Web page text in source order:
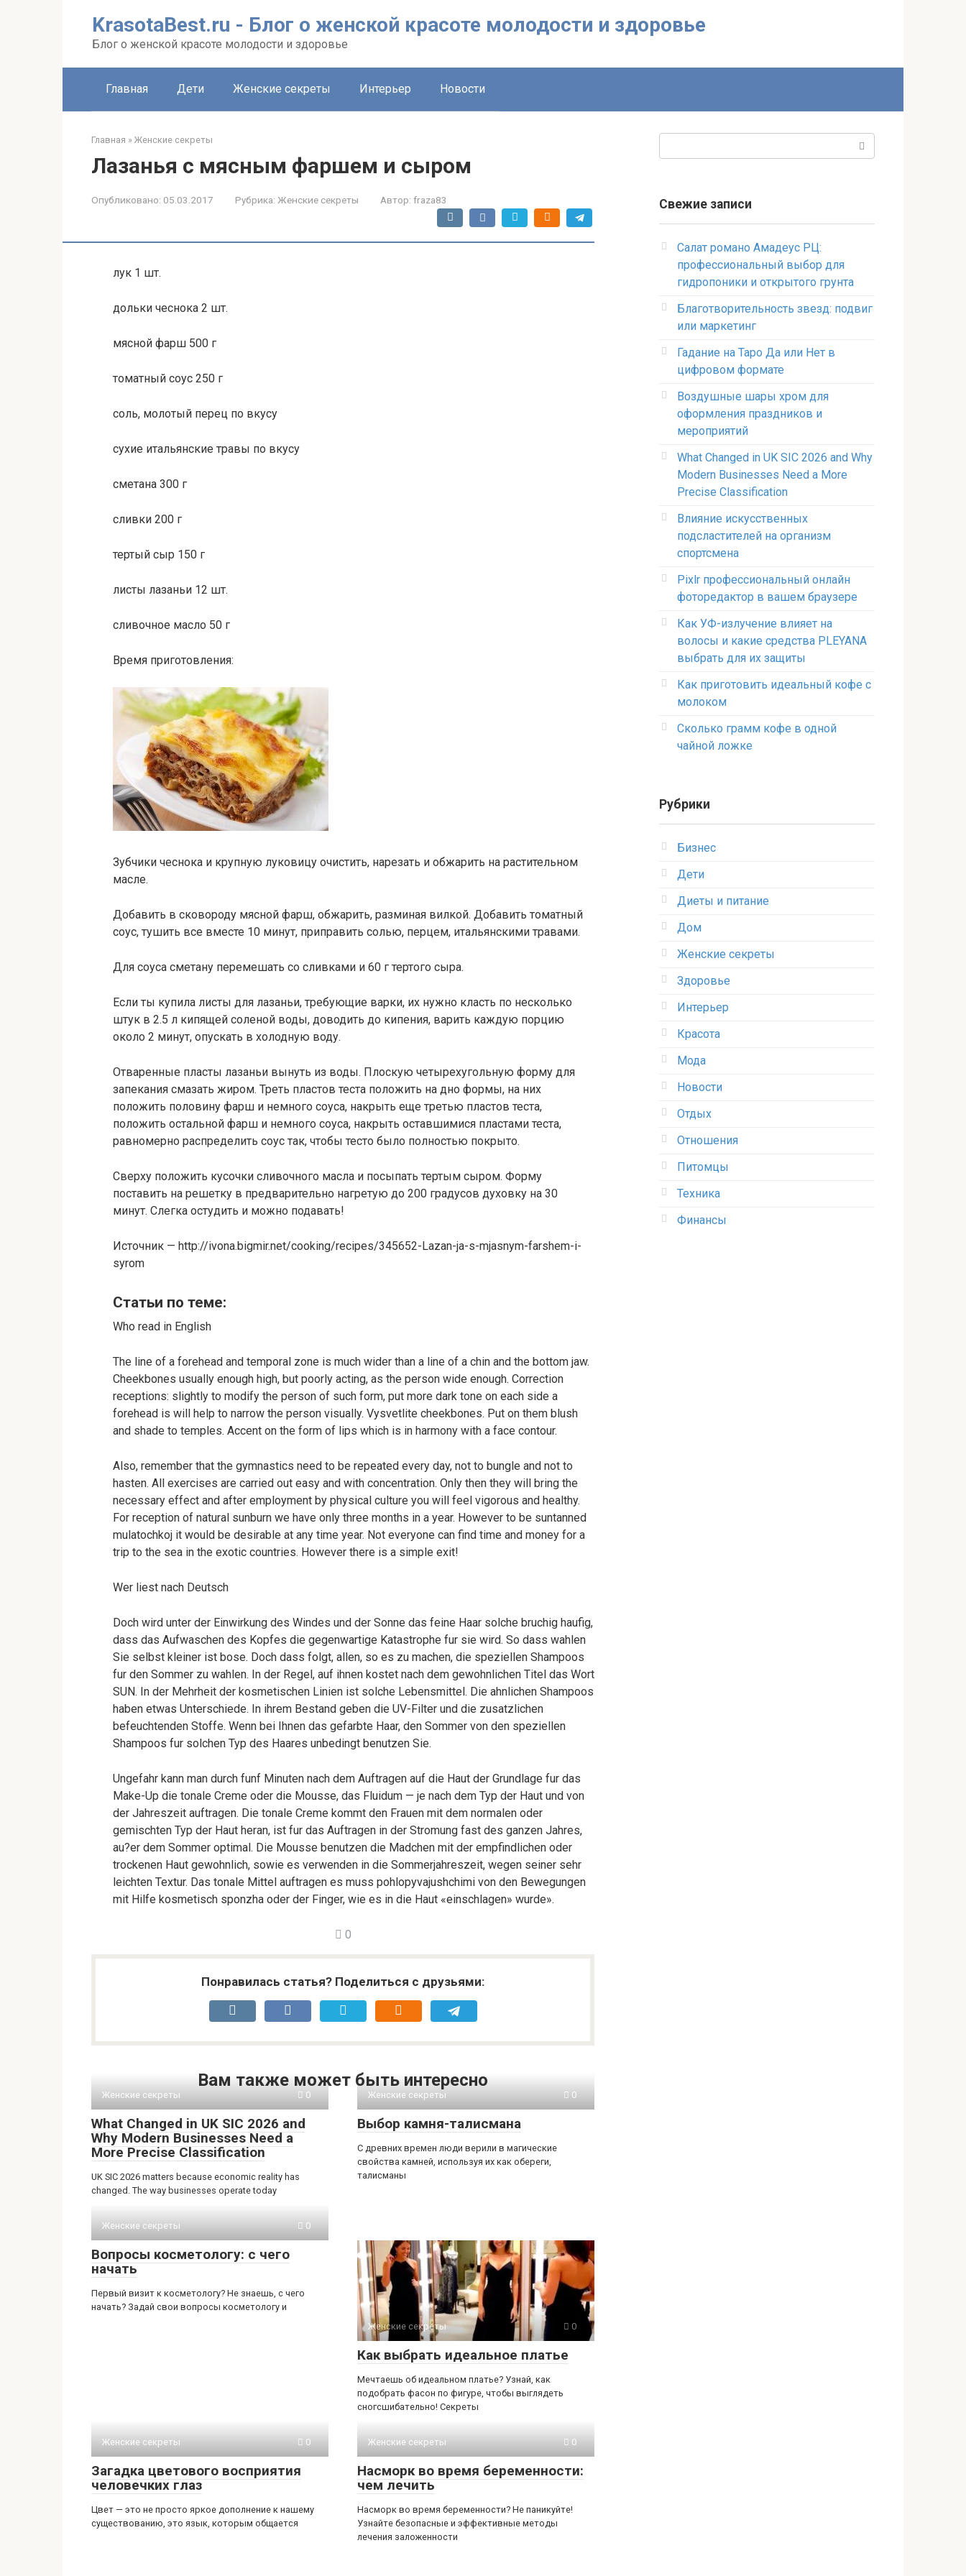
KrasotaBest.ru - Блог о женской красоте молодости и здоровье
Блог о женской красоте молодости и здоровье
Главная Дети Женские секреты Интерьер Новости
Главная » Женские секреты
Лазанья с мясным фаршем и сыром
Опубликовано: 05.03.2017 Рубрика: Женские секреты Автор: fraza83
лук 1 шт.
дольки чеснока 2 шт.
мясной фарш 500 г
томатный соус 250 г
соль, молотый перец по вкусу
сухие итальянские травы по вкусу
сметана 300 г
сливки 200 г
тертый сыр 150 г
листы лазаньи 12 шт.
сливочное масло 50 г
Время приготовления:
Зубчики чеснока и крупную луковицу очистить, нарезать и обжарить на растительном
масле.
Добавить в сковороду мясной фарш, обжарить, разминая вилкой. Добавить томатный
соус, тушить все вместе 10 минут, приправить солью, перцем, итальянскими травами.
Для соуса сметану перемешать со сливками и 60 г тертого сыра.
Если ты купила листы для лазаньи, требующие варки, их нужно класть по несколько
штук в 2.5 л кипящей соленой воды, доводить до кипения, варить каждую порцию
около 2 минут, опускать в холодную воду.
Отваренные пласты лазаньи вынуть из воды. Плоскую четырехугольную форму для
запекания смазать жиром. Треть пластов теста положить на дно формы, на них
положить половину фарш и немного соуса, накрыть еще третью пластов теста,
положить остальной фарш и немного соуса, накрыть оставшимися пластами теста,
равномерно распределить соус так, чтобы тесто было полностью покрыто.
Сверху положить кусочки сливочного масла и посыпать тертым сыром. Форму
поставить на решетку в предварительно нагретую до 200 градусов духовку на 30
минут. Слегка остудить и можно подавать!
Источник — http://ivona.bigmir.net/cooking/recipes/345652-Lazan-ja-s-mjasnym-farshem-i-
syrom
Статьи по теме:
Who read in English
The line of a forehead and temporal zone is much wider than a line of a chin and the bottom jaw.
Cheekbones usually enough high, but poorly acting, as the person wide enough. Correction
receptions: slightly to modify the person of such form, put more dark tone on each side a
forehead is will help to narrow the person visually. Vysvetlite cheekbones. Put on them blush
and shade to temples. Accent on the form of lips which is in harmony with a face contour.
Also, remember that the gymnastics need to be repeated every day, not to bungle and not to
hasten. All exercises are carried out easy and with concentration. Only then they will bring the
necessary effect and after employment by physical culture you will feel vigorous and healthy.
For reception of natural sunburn we have only three months in a year. However to be suntanned
mulatochkoj it would be desirable at any time year. Not everyone can find time and money for a
trip to the sea in the exotic countries. However there is a simple exit!
Wer liest nach Deutsch
Doch wird unter der Einwirkung des Windes und der Sonne das feine Haar solche bruchig haufig,
dass das Aufwaschen des Kopfes die gegenwartige Katastrophe fur sie wird. So dass wahlen
Sie selbst kleiner ist bose. Doch dass folgt, allen, so es zu machen, die speziellen Shampoos
fur den Sommer zu wahlen. In der Regel, auf ihnen kostet nach dem gewohnlichen Titel das Wort
SUN. In der Mehrheit der kosmetischen Linien ist solche Lebensmittel. Die ahnlichen Shampoos
haben etwas Unterschiede. In ihrem Bestand geben die UV-Filter und die zusatzlichen
befeuchtenden Stoffe. Wenn bei Ihnen das gefarbte Haar, den Sommer von den speziellen
Shampoos fur solchen Typ des Haares unbedingt benutzen Sie.
Ungefahr kann man durch funf Minuten nach dem Auftragen auf die Haut der Grundlage fur das
Make-Up die tonale Creme oder die Mousse, das Fluidum — je nach dem Typ der Haut und von
der Jahreszeit auftragen. Die tonale Creme kommt den Frauen mit dem normalen oder
gemischten Typ der Haut heran, ist fur das Auftragen in der Stromung fast des ganzen Jahres,
au?er dem Sommer optimal. Die Mousse benutzen die Madchen mit der empfindlichen oder
trockenen Haut gewohnlich, sowie es verwenden in die Sommerjahreszeit, wegen seiner sehr
leichten Textur. Das tonale Mittel auftragen es muss pohlopyvajushchimi von den Bewegungen
mit Hilfe kosmetisch sponzha oder der Finger, wie es in die Haut «einschlagen» wurde».
0
Понравилась статья? Поделиться с друзьями:
Вам также может быть интересно
Женские секреты 0
What Changed in UK SIC 2026 and
Why Modern Businesses Need a
More Precise Classification
UK SIC 2026 matters because economic reality has
changed. The way businesses operate today
Женские секреты 0
Выбор камня-талисмана
С древних времен люди верили в магические
свойства камней, используя их как обереги,
талисманы
Женские секреты 0
Вопросы косметологу: с чего
начать
Первый визит к косметологу? Не знаешь, с чего
начать? Задай свои вопросы косметологу и
Женские секреты
0
Как выбрать идеальное платье
Мечтаешь об идеальном платье? Узнай, как
подобрать фасон по фигуре, чтобы выглядеть
сногсшибательно! Секреты
Женские секреты 0
Загадка цветового восприятия
человечких глаз
Цвет — это не просто яркое дополнение к нашему
существованию, это язык, которым общается
Женские секреты 0
Насморк во время беременности:
чем лечить
Насморк во время беременности? Не паникуйте!
Узнайте безопасные и эффективные методы
лечения заложенности
Свежие записи
Салат романо Амадеус РЦ:
профессиональный выбор для
гидропоники и открытого грунта
Благотворительность звезд: подвиг
или маркетинг
Гадание на Таро Да или Нет в
цифровом формате
Воздушные шары хром для
оформления праздников и
мероприятий
What Changed in UK SIC 2026 and Why
Modern Businesses Need a More
Precise Classification
Влияние искусственных
подсластителей на организм
спортсмена
Pixlr профессиональный онлайн
фоторедактор в вашем браузере
Как УФ-излучение влияет на
волосы и какие средства PLEYANA
выбрать для их защиты
Как приготовить идеальный кофе с
молоком
Сколько грамм кофе в одной
чайной ложке
Рубрики
Бизнес
Дети
Диеты и питание
Дом
Женские секреты
Здоровье
Интерьер
Красота
Мода
Новости
Отдых
Отношения
Питомцы
Техника
Финансы